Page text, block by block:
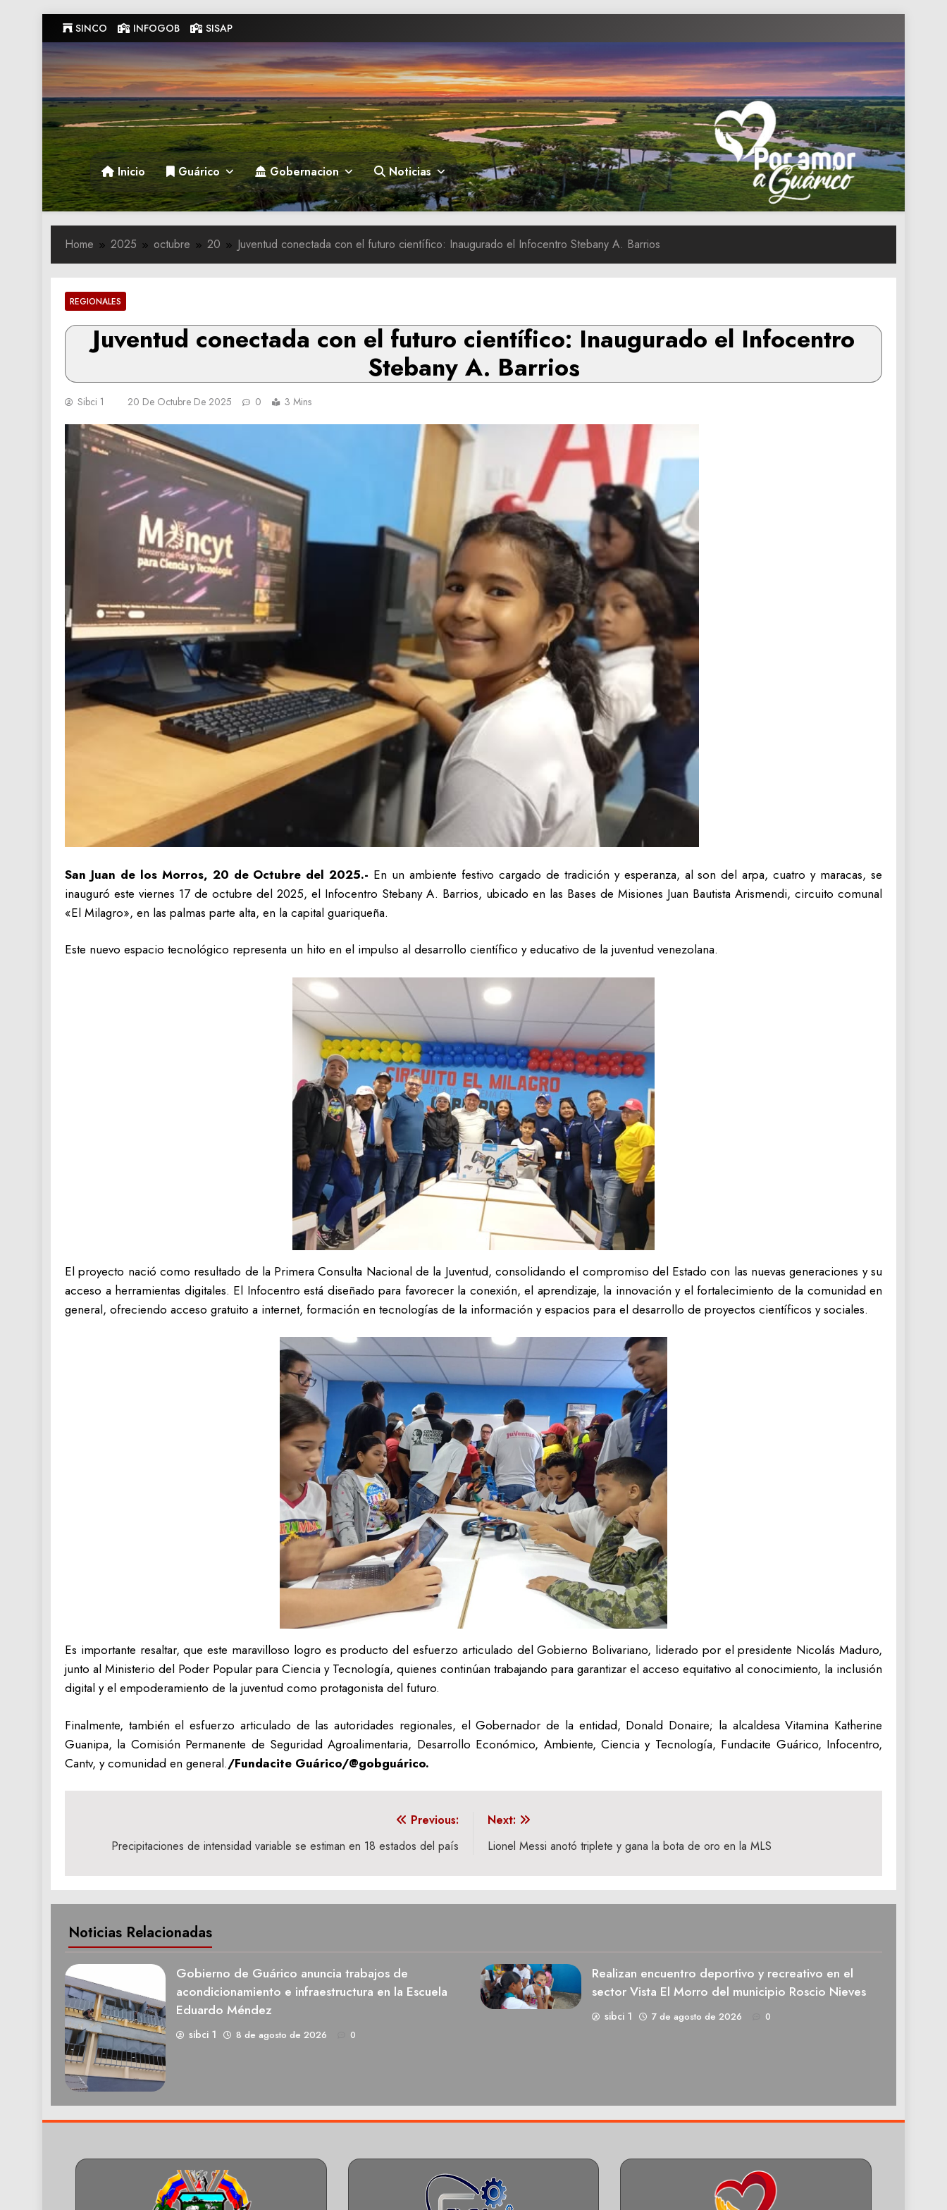
to
content
SINCO INFOGOB SISAP
Gobernacion de Guarico
Gobernacion de Guarico
Inicio Guárico Gobernacion Noticias
Home 2025 octubre 20 Juventud conectada con el futuro científico: Inaugurado el Infocentro Stebany A. Barrios
REGIONALES
Juventud conectada con el futuro científico: Inaugurado el Infocentro
Stebany A. Barrios
Sibci 1 20 De Octubre De 2025 0 3 Mins
San Juan de los Morros, 20 de Octubre del 2025.- En un ambiente festivo cargado de tradición y esperanza, al son del arpa, cuatro y maracas, se
inauguró este viernes 17 de octubre del 2025, el Infocentro Stebany A. Barrios, ubicado en las Bases de Misiones Juan Bautista Arismendi, circuito comunal
«El Milagro», en las palmas parte alta, en la capital guariqueña.
Este nuevo espacio tecnológico representa un hito en el impulso al desarrollo científico y educativo de la juventud venezolana.
El proyecto nació como resultado de la Primera Consulta Nacional de la Juventud, consolidando el compromiso del Estado con las nuevas generaciones y su
acceso a herramientas digitales. El Infocentro está diseñado para favorecer la conexión, el aprendizaje, la innovación y el fortalecimiento de la comunidad en
general, ofreciendo acceso gratuito a internet, formación en tecnologías de la información y espacios para el desarrollo de proyectos científicos y sociales.
Es importante resaltar, que este maravilloso logro es producto del esfuerzo articulado del Gobierno Bolivariano, liderado por el presidente Nicolás Maduro,
junto al Ministerio del Poder Popular para Ciencia y Tecnología, quienes continúan trabajando para garantizar el acceso equitativo al conocimiento, la inclusión
digital y el empoderamiento de la juventud como protagonista del futuro.
Finalmente, también el esfuerzo articulado de las autoridades regionales, el Gobernador de la entidad, Donald Donaire; la alcaldesa Vitamina Katherine
Guanipa, la Comisión Permanente de Seguridad Agroalimentaria, Desarrollo Económico, Ambiente, Ciencia y Tecnología, Fundacite Guárico, Infocentro,
Cantv, y comunidad en general./Fundacite Guárico/@gobguárico.
entradas
Previous:
Precipitaciones de intensidad variable se estiman en 18 estados del país
Next:
Lionel Messi anotó triplete y gana la bota de oro en la MLS
Noticias Relacionadas
Gobierno de Guárico anuncia trabajos de
acondicionamiento e infraestructura en la Escuela
Eduardo Méndez
sibci 1 8 de agosto de 2026 0
Realizan encuentro deportivo y recreativo en el
sector Vista El Morro del municipio Roscio Nieves
sibci 1 7 de agosto de 2026 0